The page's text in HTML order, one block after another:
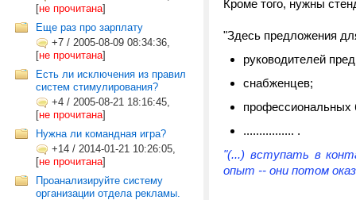
[не прочитана]
Еще раз про зарплату
+7 / 2005-08-09 08:34:36,
[не прочитана]
Есть ли исключения из правил
систем стимулирования?
+4 / 2005-08-21 18:16:45,
[не прочитана]
Нужна ли командная игра?
+14 / 2014-01-21 10:26:05,
[не прочитана]
Проанализируйте систему
организации отдела рекламы.
Кроме того, нужны
"Здесь предложения
руководителей
снабженцев;
профессиональных
................ .
"(...) вступать в
опыт -- они потом